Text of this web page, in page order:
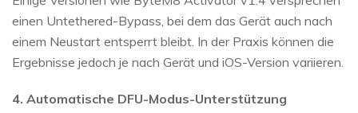
einen Untethered-Bypass, bei dem das Gerät auch nach
einem Neustart entsperrt bleibt. In der Praxis können die
Ergebnisse jedoch je nach Gerät und iOS-Version variieren.
4. Automatische DFU-Modus-Unterstützung